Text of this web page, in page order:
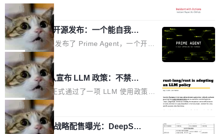
驱动你去学 CuTe，但还没被那些"邪恶的" Hopp
er++ 优化所淹没，足够容易修改和适配。 更关
键的是 FA2 的持久性...
也为产业链企业探索产品创新与商业增长打开新
的空间。 8月14日，开源鸿蒙智能硬件开发者日
（OHDD：OpenHarmony Hardware Develope
r Day）将在杭州启航。活动面向智能硬件产业
链企业和开发者，邀请行业专家与资深技术顾
问，围绕开源鸿蒙技术能力、设备适配、芯片适
配、功耗与稳定性调优、兼容性测评及统一互联
等内容展开系统讲解和实战交流，帮助企业进一
步了解开源鸿蒙在智能...
模服务降级，Actions 完全不可用超过 5 小时，
webhook 停发，连自托管 runner 也因调度层故
障无法工作。Pages、Copilot code review、C
opilot coding agent 全部受影响。从检测到完全
恢复，大约 12 小时。 这是 2026 年 8 月的第六
起事故，其中四起与 AI/Copilot 服务相关。 Git
Hub 员工 kdaigle 在 HN 讨论中贴出了一组数
据：2025 年全年 10 亿次 commit。现在，每周
2.75 亿次，全年预计 140 亿次。GitHub...
局
Prime Agent 开源发布：一个能自我改
进的编程 Agent，ARC-AGI 3 超越人类
专家基线
Prime Intellect 发布了 Prime Agent，一个开源
的编程 Agent Harness，核心设计围绕两个抽
象：Recursive Language Model（RLM）和 C
ontinual Harness。在 ARC-AGI 3 基准测试
上，Prime Agent + Opus 5 的组合达到了 95.
5% RHAE Best@1，超过了 ARC 报告的人类专
家基线 95.4%。 不是又一个 coding agent 包装
器 Prime Agent 的架构和市面上大多数 coding
局
Rust 项目团队宣布 LLM 政策：不禁
止，但你要承认哪些代码不是你写的
Rust 语言项目正式通过了一项 LLM 使用政策，
覆盖 rust-lang/rust 单一仓库的代码贡献。这不
是项目级别的官方立场，目前由五个团队采纳，
但它可能是主流开源项目中关于 AI 辅助贡献最
局
宇树科技 IPO 战略配售曝光：DeepSe